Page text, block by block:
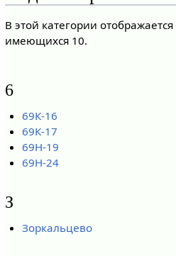
В этой категории
имеющихся 10.
6
69К-16
69К-17
69Н-19
69Н-24
З
Зоркальцево